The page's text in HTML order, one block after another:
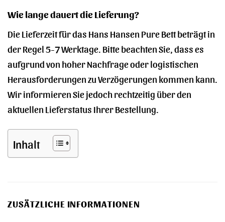
Wie lange dauert die Lieferung?
Die Lieferzeit für das Hans Hansen Pure Bett beträgt in
der Regel 5-7 Werktage. Bitte beachten Sie, dass es
aufgrund von hoher Nachfrage oder logistischen
Herausforderungen zu Verzögerungen kommen kann.
Wir informieren Sie jedoch rechtzeitig über den
aktuellen Lieferstatus Ihrer Bestellung.
Inhalt
ZUSÄTZLICHE INFORMATIONEN